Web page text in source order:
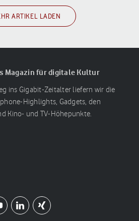
ARTIKEL LADEN
Magazin für digitale Kultur
ins Gigabit-Zeitalter liefern wir die
Highlights, Gadgets, den
Kino- und TV-Höhepunkte.